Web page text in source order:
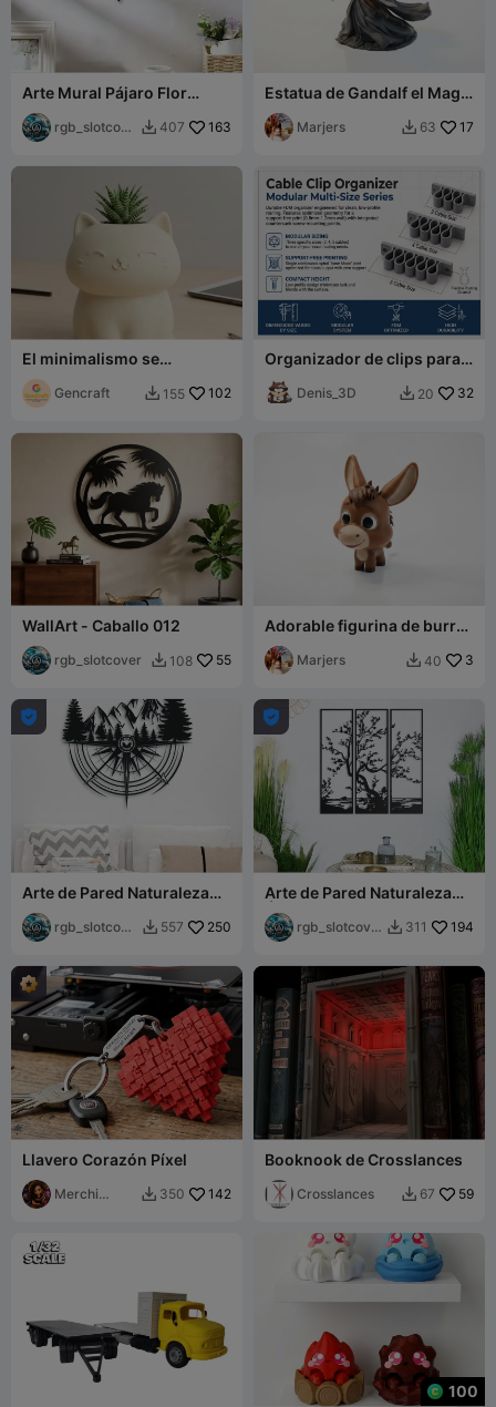
Arte Mural Pájaro Flor
Amor
rgb_slotcove
 407 163
Estatua de Gandalf el Mago
de El Señor de los Anillos
imprimible en 3D
Marjers  63 17
El minimalismo se
encuentra con la ternura.
Gencraft  155 102
Organizador de clips para
Denis_3D  20 32
WallArt - Caballo 012
rgb_slotcover  108 55
Adorable figurina de burro
chibi imprimible en 3D
Marjers  40 3

Arte de Pared Naturaleza
Montañas 010
rgb_slotcove
 557 250

Arte de Pared Naturaleza
Árbol 002
rgb_slotcove
 311 194
Llavero Corazón Píxel
Merchi
 350 142
Booknook de Crosslances
Crosslances  67 59
100